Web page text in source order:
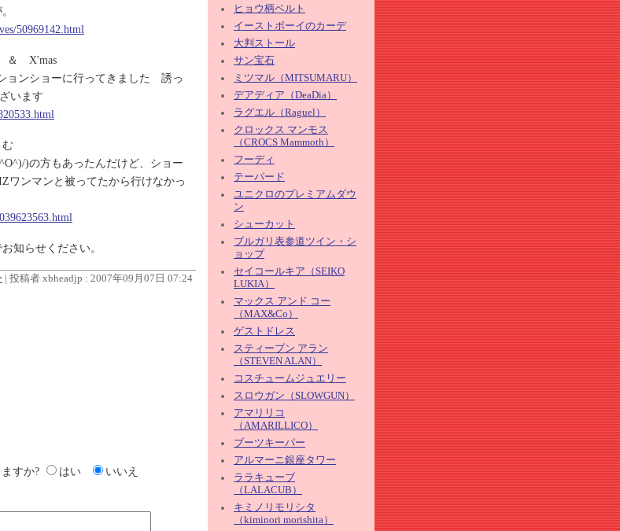
50969142.html
＆ X'mas
ョンショーに行ってきました 誘っ
います
む
)の方もあったんだけど、ショー
ワンマンと被ってたから行けなかっ
知らせください。
| 投稿者 xbheadjp : 2007年09月07日 07:24
すか?
はい いいえ
ヒョウ柄ベルト
イーストボーイのカーデ
大判ストール
サン宝石
ミツマル（MITSUMARU）
デアディア（DeaDia）
ラグエル（Raguel）
クロックス マンモス
（CROCS Mammoth）
フーディ
テーパード
ユニクロのプレミアムダウ
ン
シューカット
ブルガリ表参道ツイン・シ
ョップ
セイコールキア（SEIKO
LUKIA）
マックス アンド コー
（MAX&Co）
ゲストドレス
スティーブン アラン
（STEVEN ALAN）
コスチュームジュエリー
スロウガン（SLOWGUN）
アマリリコ
（AMARILLICO）
ブーツキーパー
アルマーニ銀座タワー
ララキューブ
（LALACUB）
キミノリモリシタ
（kiminori morishita）